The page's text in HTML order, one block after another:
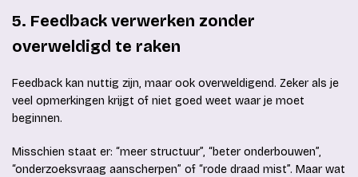
5. Feedback verwerken zonder
overweldigd te raken
Feedback kan nuttig zijn, maar ook overweldigend. Zeker als je
veel opmerkingen krijgt of niet goed weet waar je moet
beginnen.
Misschien staat er: “meer structuur”, “beter onderbouwen”,
“onderzoeksvraag aanscherpen” of “rode draad mist”. Maar wat